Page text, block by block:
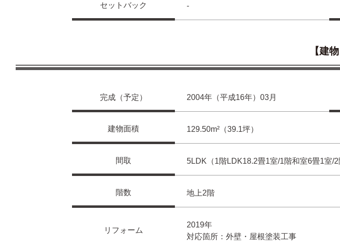
セットバック -
【建物
完成（予定） 2004年（平成16年）03月
建物面積 129.50m²（39.1坪）
間取 5LDK（1階LDK18.2畳1室/1階和室6畳1室/
階数 地上2階
リフォーム
2019年
対応箇所：外壁・屋根塗装工事